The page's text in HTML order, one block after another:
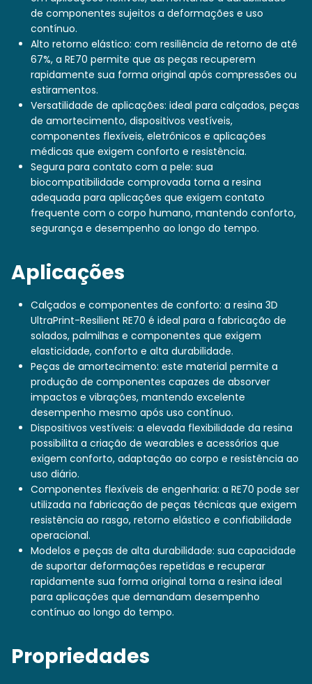
de componentes sujeitos a deformações e uso
contínuo.
Alto retorno elástico: com resiliência de retorno de até
67%, a RE70 permite que as peças recuperem
rapidamente sua forma original após compressões ou
estiramentos.
Versatilidade de aplicações: ideal para calçados, peças
de amortecimento, dispositivos vestíveis,
componentes flexíveis, eletrônicos e aplicações
médicas que exigem conforto e resistência.
Segura para contato com a pele: sua
biocompatibilidade comprovada torna a resina
adequada para aplicações que exigem contato
frequente com o corpo humano, mantendo conforto,
segurança e desempenho ao longo do tempo.
Aplicações
Calçados e componentes de conforto: a resina 3D
UltraPrint-Resilient RE70 é ideal para a fabricação de
solados, palmilhas e componentes que exigem
elasticidade, conforto e alta durabilidade.
Peças de amortecimento: este material permite a
produção de componentes capazes de absorver
impactos e vibrações, mantendo excelente
desempenho mesmo após uso contínuo.
Dispositivos vestíveis: a elevada flexibilidade da resina
possibilita a criação de wearables e acessórios que
exigem conforto, adaptação ao corpo e resistência ao
uso diário.
Componentes flexíveis de engenharia: a RE70 pode ser
utilizada na fabricação de peças técnicas que exigem
resistência ao rasgo, retorno elástico e confiabilidade
operacional.
Modelos e peças de alta durabilidade: sua capacidade
de suportar deformações repetidas e recuperar
rapidamente sua forma original torna a resina ideal
para aplicações que demandam desempenho
contínuo ao longo do tempo.
Propriedades